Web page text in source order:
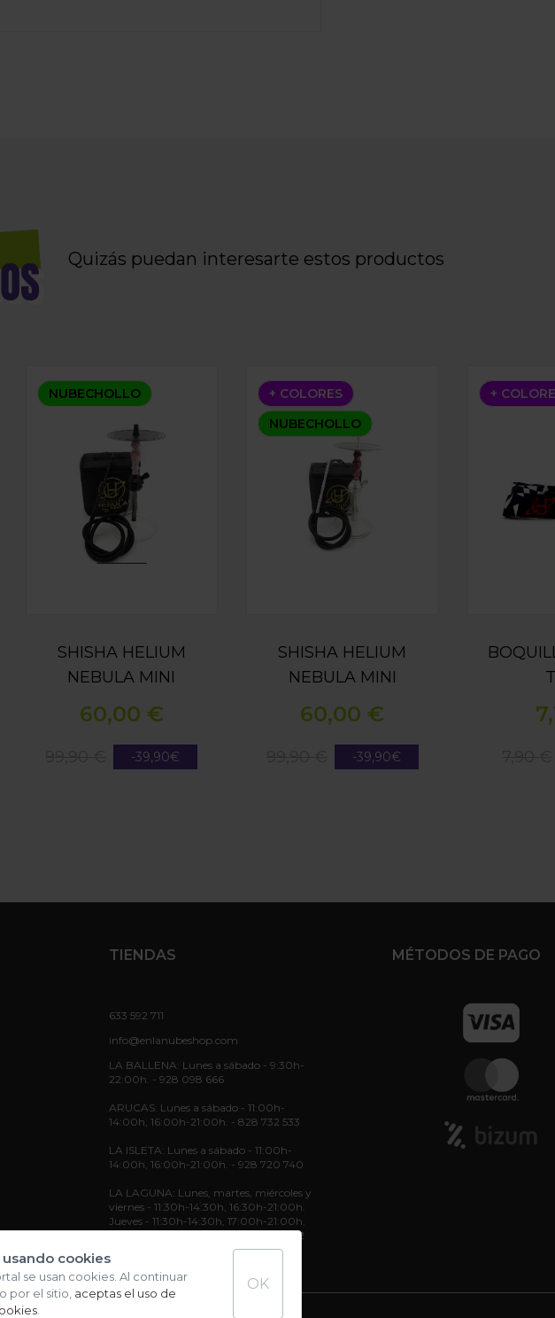
Quizás puedan interesarte estos productos
NUBECHOLLO
SHISHA HELIUM
NEBULA MINI
BLACK PINK
60,00 €
-39,90€
+ COLORES
NUBECHOLLO
SHISHA HELIUM
NEBULA MINI
SILVER
60,00 €
-39,90€
+
TIENDAS
633 592 711
info@enlanubeshop.com
LA BALLENA: Lunes a sábado - 9:30h-
22:00h. - 928 098 666
ARUCAS: Lunes a sábado - 11:00h-
14:00h, 16:00h-21:00h. - 828 732 533
LA ISLETA: Lunes a sábado - 11:00h-
14:00h, 16:00h-21:00h. - 928 720 740
LA LAGUNA: Lunes, martes, miércoles y
viernes - 11:30h-14:30h, 16:30h-21:00h.
Jueves - 11:30h-14:30h, 17:00h-21:00h.
Sábado - 11:30h-14:30h. - 822 70 36 52
MÉTODOS DE PAGO
usando cookies
se usan cookies. Al continuar
por el sitio, aceptas el uso de
OK